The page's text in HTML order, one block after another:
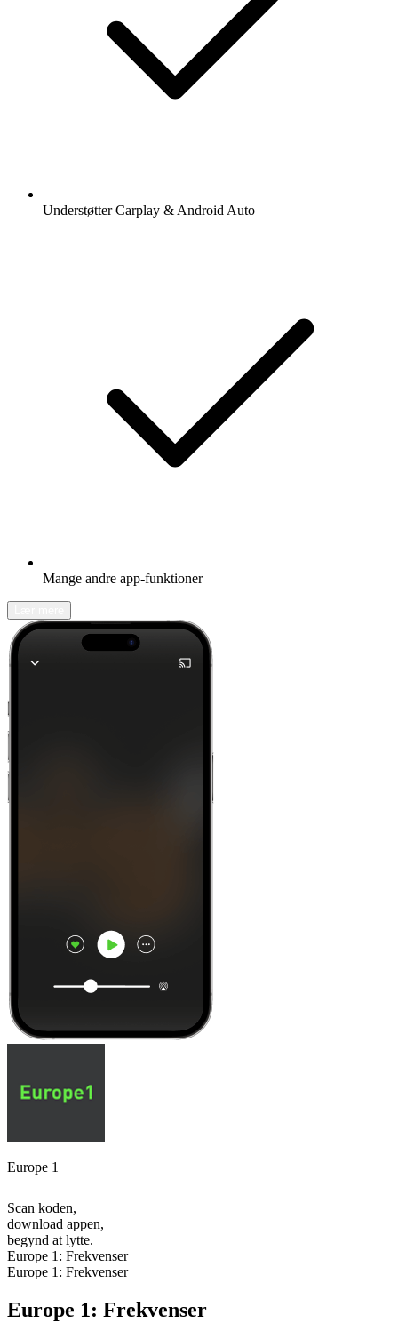
Understøtter Carplay & Android Auto
Mange andre app-funktioner
Europe 1
Scan koden,
download appen,
begynd at lytte.
Europe 1: Frekvenser
Europe 1: Frekvenser
Europe 1: Frekvenser